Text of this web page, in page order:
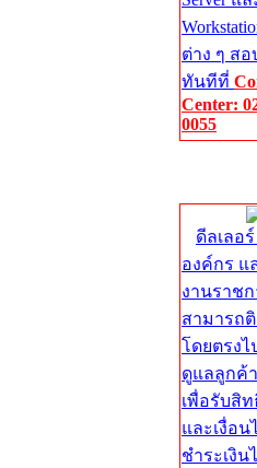
ต่าง ๆ ส
ทันทีที่
Center:
0055
ดีลเลอ
องค์กร แ
งานราชก
สามารถ
โดยตรง
ดูแลลูกค้
เพื่อรับสิ
และเงื่อน
ชำระเงิน